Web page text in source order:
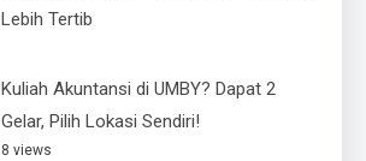
Lebih Tertib
Kuliah Akuntansi di UMBY? Dapat 2
Gelar, Pilih Lokasi Sendiri!
8 views